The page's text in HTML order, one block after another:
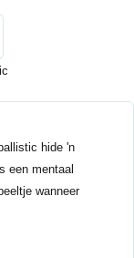
hide 'n
een mentaal
wanneer